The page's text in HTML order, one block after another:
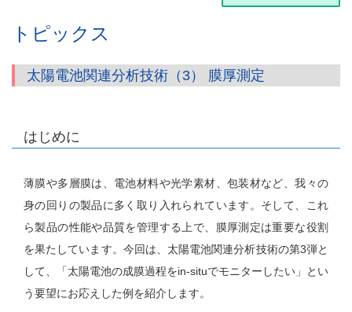
トピックス
太陽電池関連分析技術（3） 膜厚測定
はじめに
薄膜や多層膜は、電池材料や光学素材、包装材など、我々の
身の回りの製品に多く取り入れられています。そして、これ
ら製品の性能や品質を管理する上で、膜厚測定は重要な役割
を果たしています。今回は、太陽電池関連分析技術の第3弾と
して、「太陽電池の成膜過程をin-situでモニターしたい」とい
う要望にお応えした例を紹介します。